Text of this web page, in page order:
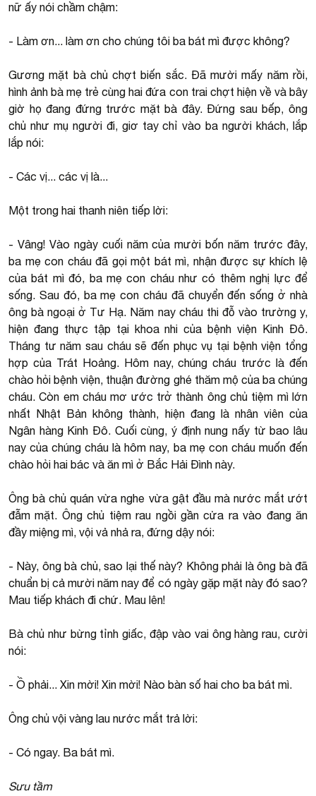
nữ ấy nói chầm chậm:
- Làm ơn... làm ơn cho chúng tôi ba bát mì được không?
Gương mặt bà chủ chợt biến sắc. Đã mười mấy năm rồi,
hình ảnh bà mẹ trẻ cùng hai đứa con trai chợt hiện về và bây
giờ họ đang đứng trước mặt bà đây. Đứng sau bếp, ông
chủ như mụ người đi, giơ tay chỉ vào ba người khách, lắp
lắp nói:
- Các vị... các vị là...
Một trong hai thanh niên tiếp lời:
- Vâng! Vào ngày cuối năm của mười bốn năm trước đây,
ba mẹ con cháu đã gọi một bát mì, nhận được sự khích lệ
của bát mì đó, ba mẹ con cháu như có thêm nghị lực để
sống. Sau đó, ba mẹ con cháu đã chuyển đến sống ở nhà
ông bà ngoại ở Tư Hạ. Năm nay cháu thi đỗ vào trường y,
hiện đang thực tập tại khoa nhi của bệnh viện Kinh Đô.
Tháng tư năm sau cháu sẽ đến phục vụ tại bệnh viện tổng
hợp của Trát Hoảng. Hôm nay, chúng cháu trước là đến
chào hỏi bệnh viện, thuận đường ghé thăm mộ của ba chúng
cháu. Còn em cháu mơ ước trở thành ông chủ tiệm mì lớn
nhất Nhật Bản không thành, hiện đang là nhân viên của
Ngân hàng Kinh Đô. Cuối cùng, ý định nung nấy từ bao lâu
nay của chúng cháu là hôm nay, ba mẹ con cháu muốn đến
chào hỏi hai bác và ăn mì ở Bắc Hải Đình này.
Ông bà chủ quán vừa nghe vừa gật đầu mà nước mắt ướt
đẫm mặt. Ông chủ tiệm rau ngồi gần cửa ra vào đang ăn
đầy miệng mì, vội vả nhả ra, đứng dậy nói:
- Này, ông bà chủ, sao lại thế này? Không phải là ông bà đã
chuẩn bị cả mười năm nay để có ngày gặp mặt này đó sao?
Mau tiếp khách đi chứ. Mau lên!
Bà chủ như bừng tỉnh giấc, đập vào vai ông hàng rau, cười
nói:
- Ồ phải... Xin mời! Xin mời! Nào bàn số hai cho ba bát mì.
Ông chủ vội vàng lau nước mắt trả lời:
- Có ngay. Ba bát mì.
Sưu tầm